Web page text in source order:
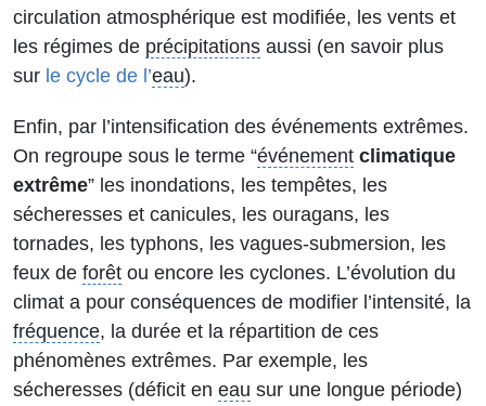
circulation atmosphérique est modifiée, les vents et
les régimes de précipitations aussi (en savoir plus
sur le cycle de l’eau).
Enfin, par l’intensification des événements extrêmes.
On regroupe sous le terme “événement climatique
extrême” les inondations, les tempêtes, les
sécheresses et canicules, les ouragans, les
tornades, les typhons, les vagues-submersion, les
feux de forêt ou encore les cyclones. L’évolution du
climat a pour conséquences de modifier l’intensité, la
fréquence, la durée et la répartition de ces
phénomènes extrêmes. Par exemple, les
sécheresses (déficit en eau sur une longue période)